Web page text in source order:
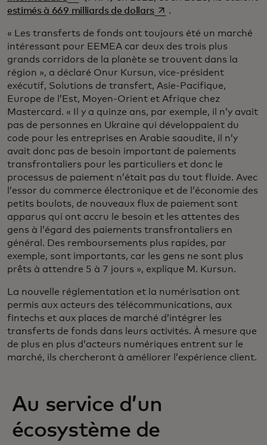
estimés à 669 milliards de dollarss’ouvre dans un nouvel
.
« Les transferts de fonds ont toujours été un marché
intéressant pour EEMEA car deux des trois plus
grands corridors de la planète se trouvent dans la
région », a déclaré Onur Kursun, vice-président
exécutif, Solutions de transfert, Asie-Pacifique,
Europe de l’Est, Moyen-Orient et Afrique chez
Mastercard. « Il y a quinze ans, par exemple, il n’y avait
pas de personnes en Ukraine qui développaient du
code pour les entreprises en Arabie saoudite, il n’y
avait donc pas de besoin important de paiements
transfrontaliers pour les particuliers et donc le
processus de paiement n’était pas du tout fluide. Avec
l’essor du commerce électronique et de l’économie des
petits boulots, de nouveaux flux de paiement sont
apparus qui ont accru le besoin et les attentes des
gens à l’égard des paiements transfrontaliers en
général. Des remboursements plus rapides, par
exemple, sont importants, car les gens ne sont plus
prêts à attendre 5 à 7 jours », explique M. Kursun.
La nouvelle réglementation et la numérisation ont
permis aux acteurs des télécommunications, aux
fintechs et aux places de marché d’intégrer les
transferts de fonds dans leurs activités. À mesure que
de plus en plus d’acteurs numériques entrent sur le
marché, ils chercheront à améliorer l’expérience client.
Au service d’un
écosystème de